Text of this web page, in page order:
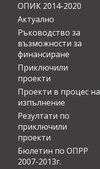
ОПИК 2014-2020
Актуално
Ръководство за
възможности за
финансиране
Приключили
проекти
Проекти в процес на
изпълнение
Резултати по
приключили
проекти
Бюлетин по ОПРР
2007-2013г.